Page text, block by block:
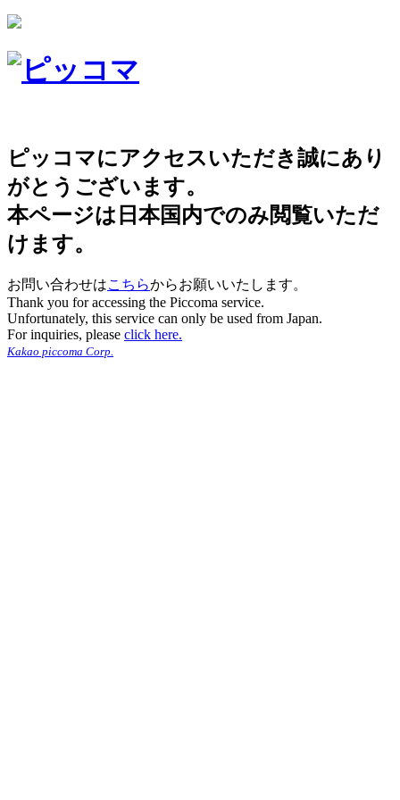
ピッコマにアクセスいただき誠にあり
がとうございます。
本ページは日本国内でのみ閲覧いただ
けます。
お問い合わせはこちらからお願いいたします。
Thank you for accessing the Piccoma service.
Unfortunately, this service can only be used from Japan.
For inquiries, please click here.
Kakao piccoma Corp.